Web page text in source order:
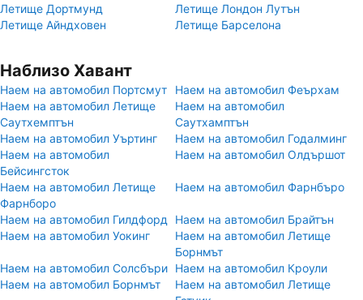
Летище Дортмунд
Летище Лондон Лутън
Летище Айндховен
Летище Барселона
Наблизо Хавант
Наем на автомобил Портсмут
Наем на автомобил Феърхам
Наем на автомобил Летище
Саутхемптън
Наем на автомобил
Саутхамптън
Наем на автомобил Уъртинг
Наем на автомобил Годалминг
Наем на автомобил
Бейсингсток
Наем на автомобил Олдършот
Наем на автомобил Летище
Фарнборо
Наем на автомобил Фарнбъро
Наем на автомобил Гилдфорд
Наем на автомобил Брайтън
Наем на автомобил Уокинг
Наем на автомобил Летище
Борнмът
Наем на автомобил Солсбъри Наем на автомобил Кроули
Наем на автомобил Борнмът
Наем на автомобил Летище